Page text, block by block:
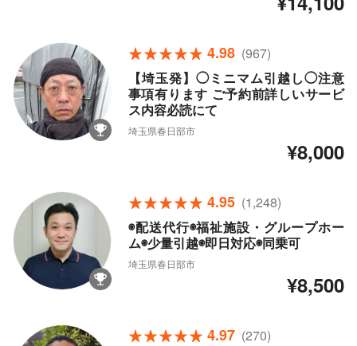
4.98 (967)
【埼玉発】◯ミニマム引越し◯注意
事項有ります ご予約前詳しいサービ
ス内容必読にて
埼玉県春日部市
¥8,000
4.95 (1,248)
◉配送代行◉福祉施設・グループホー
ム◉少量引越◉即日対応◉同乗可
埼玉県春日部市
¥8,500
4.97 (270)